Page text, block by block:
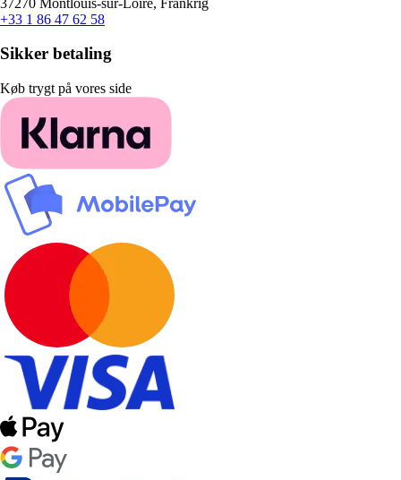
+33 1 86 47 62 58
Sikker betaling
Køb trygt på vores side